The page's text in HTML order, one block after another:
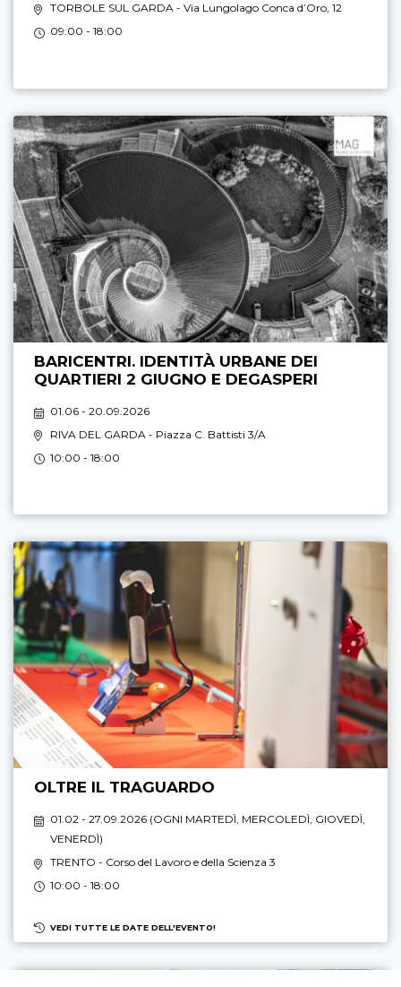
TORBOLE SUL GARDA - Via Lungolago Conca d’Oro, 12
09:00 - 18:00
BARICENTRI. IDENTITÀ URBANE DEI
QUARTIERI 2 GIUGNO E DEGASPERI
01.06 - 20.09.2026
RIVA DEL GARDA - Piazza C. Battisti 3/A
10:00 - 18:00
OLTRE IL TRAGUARDO
01.02 - 27.09.2026 (OGNI MARTEDÌ, MERCOLEDÌ, GIOVEDÌ,
VENERDÌ)
TRENTO - Corso del Lavoro e della Scienza 3
10:00 - 18:00
VEDI TUTTE LE DATE DELL'EVENTO!